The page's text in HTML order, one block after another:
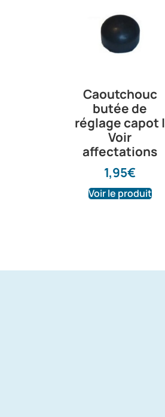
Caoutchouc
butée de
réglage capot |
Voir
affectations
1,95€
Voir le produit